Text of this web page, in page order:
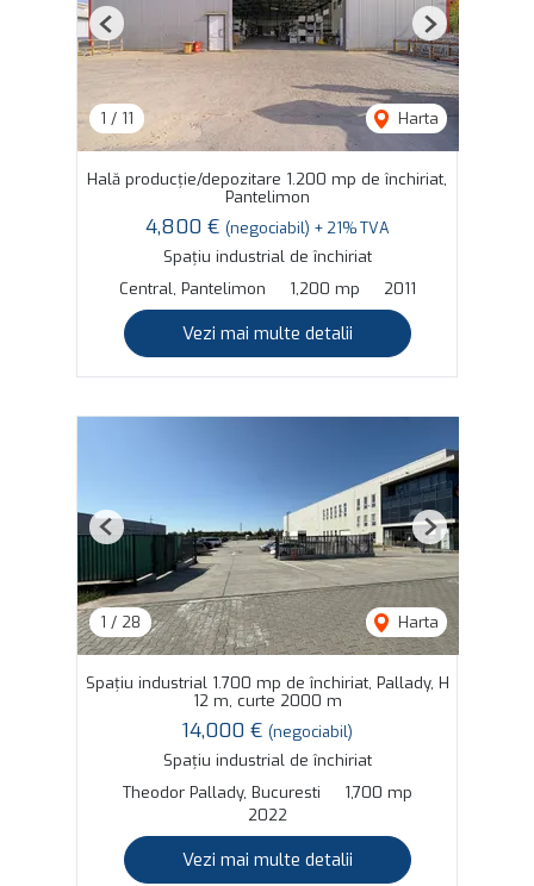
1 / 11 Harta
Previous Next
Hală producție/depozitare 1.200 mp de închiriat,
Pantelimon
4,800 € (negociabil) + 21% TVA
Spațiu industrial de închiriat
Central, Pantelimon
1,200 mp 2011
Vezi mai multe detalii
1 / 28 Harta
Previous Next
Spațiu industrial 1.700 mp de închiriat, Pallady, H
12 m, curte 2000 m
14,000 € (negociabil)
Spațiu industrial de închiriat
Theodor Pallady, Bucuresti
1,700 mp
2022
Vezi mai multe detalii